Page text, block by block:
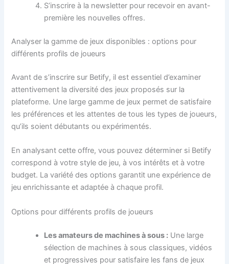
S’inscrire à la newsletter pour recevoir en avant-
première les nouvelles offres.
Analyser la gamme de jeux disponibles : options pour
différents profils de joueurs
Avant de s’inscrire sur Betify, il est essentiel d’examiner
attentivement la diversité des jeux proposés sur la
plateforme. Une large gamme de jeux permet de satisfaire
les préférences et les attentes de tous les types de joueurs,
qu’ils soient débutants ou expérimentés.
En analysant cette offre, vous pouvez déterminer si Betify
correspond à votre style de jeu, à vos intérêts et à votre
budget. La variété des options garantit une expérience de
jeu enrichissante et adaptée à chaque profil.
Options pour différents profils de joueurs
Les amateurs de machines à sous : Une large
sélection de machines à sous classiques, vidéos
et progressives pour satisfaire les fans de jeux